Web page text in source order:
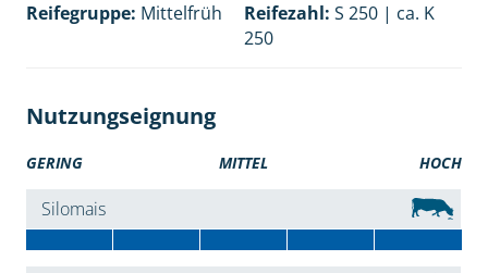
Reifegruppe: Mittelfrüh Reifezahl: S 250 | ca. K
250
Nutzungseignung
GERING MITTEL HOCH
Silomais